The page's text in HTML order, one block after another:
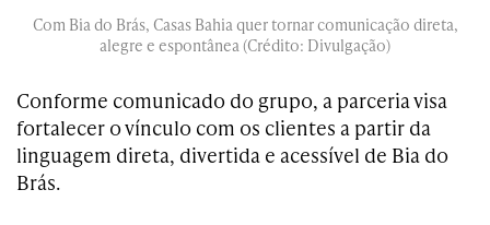
Com Bia do Brás, Casas Bahia quer tornar comunicação direta,
alegre e espontânea (Crédito: Divulgação)
Conforme comunicado do grupo, a parceria visa
fortalecer o vínculo com os clientes a partir da
linguagem direta, divertida e acessível de Bia do
Brás.